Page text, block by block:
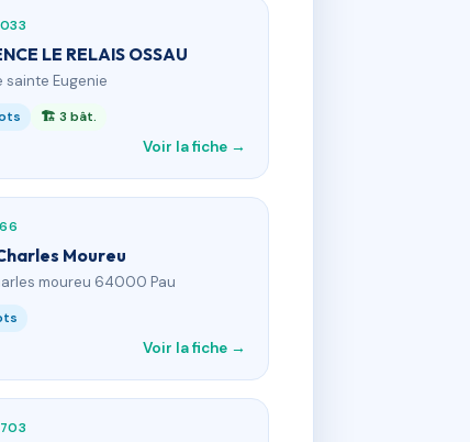
LE RELAIS OSSAU
sainte Eugenie
🏗 3 bât.
Voir la fiche →
Moureu
moureu 64000 Pau
Voir la fiche →